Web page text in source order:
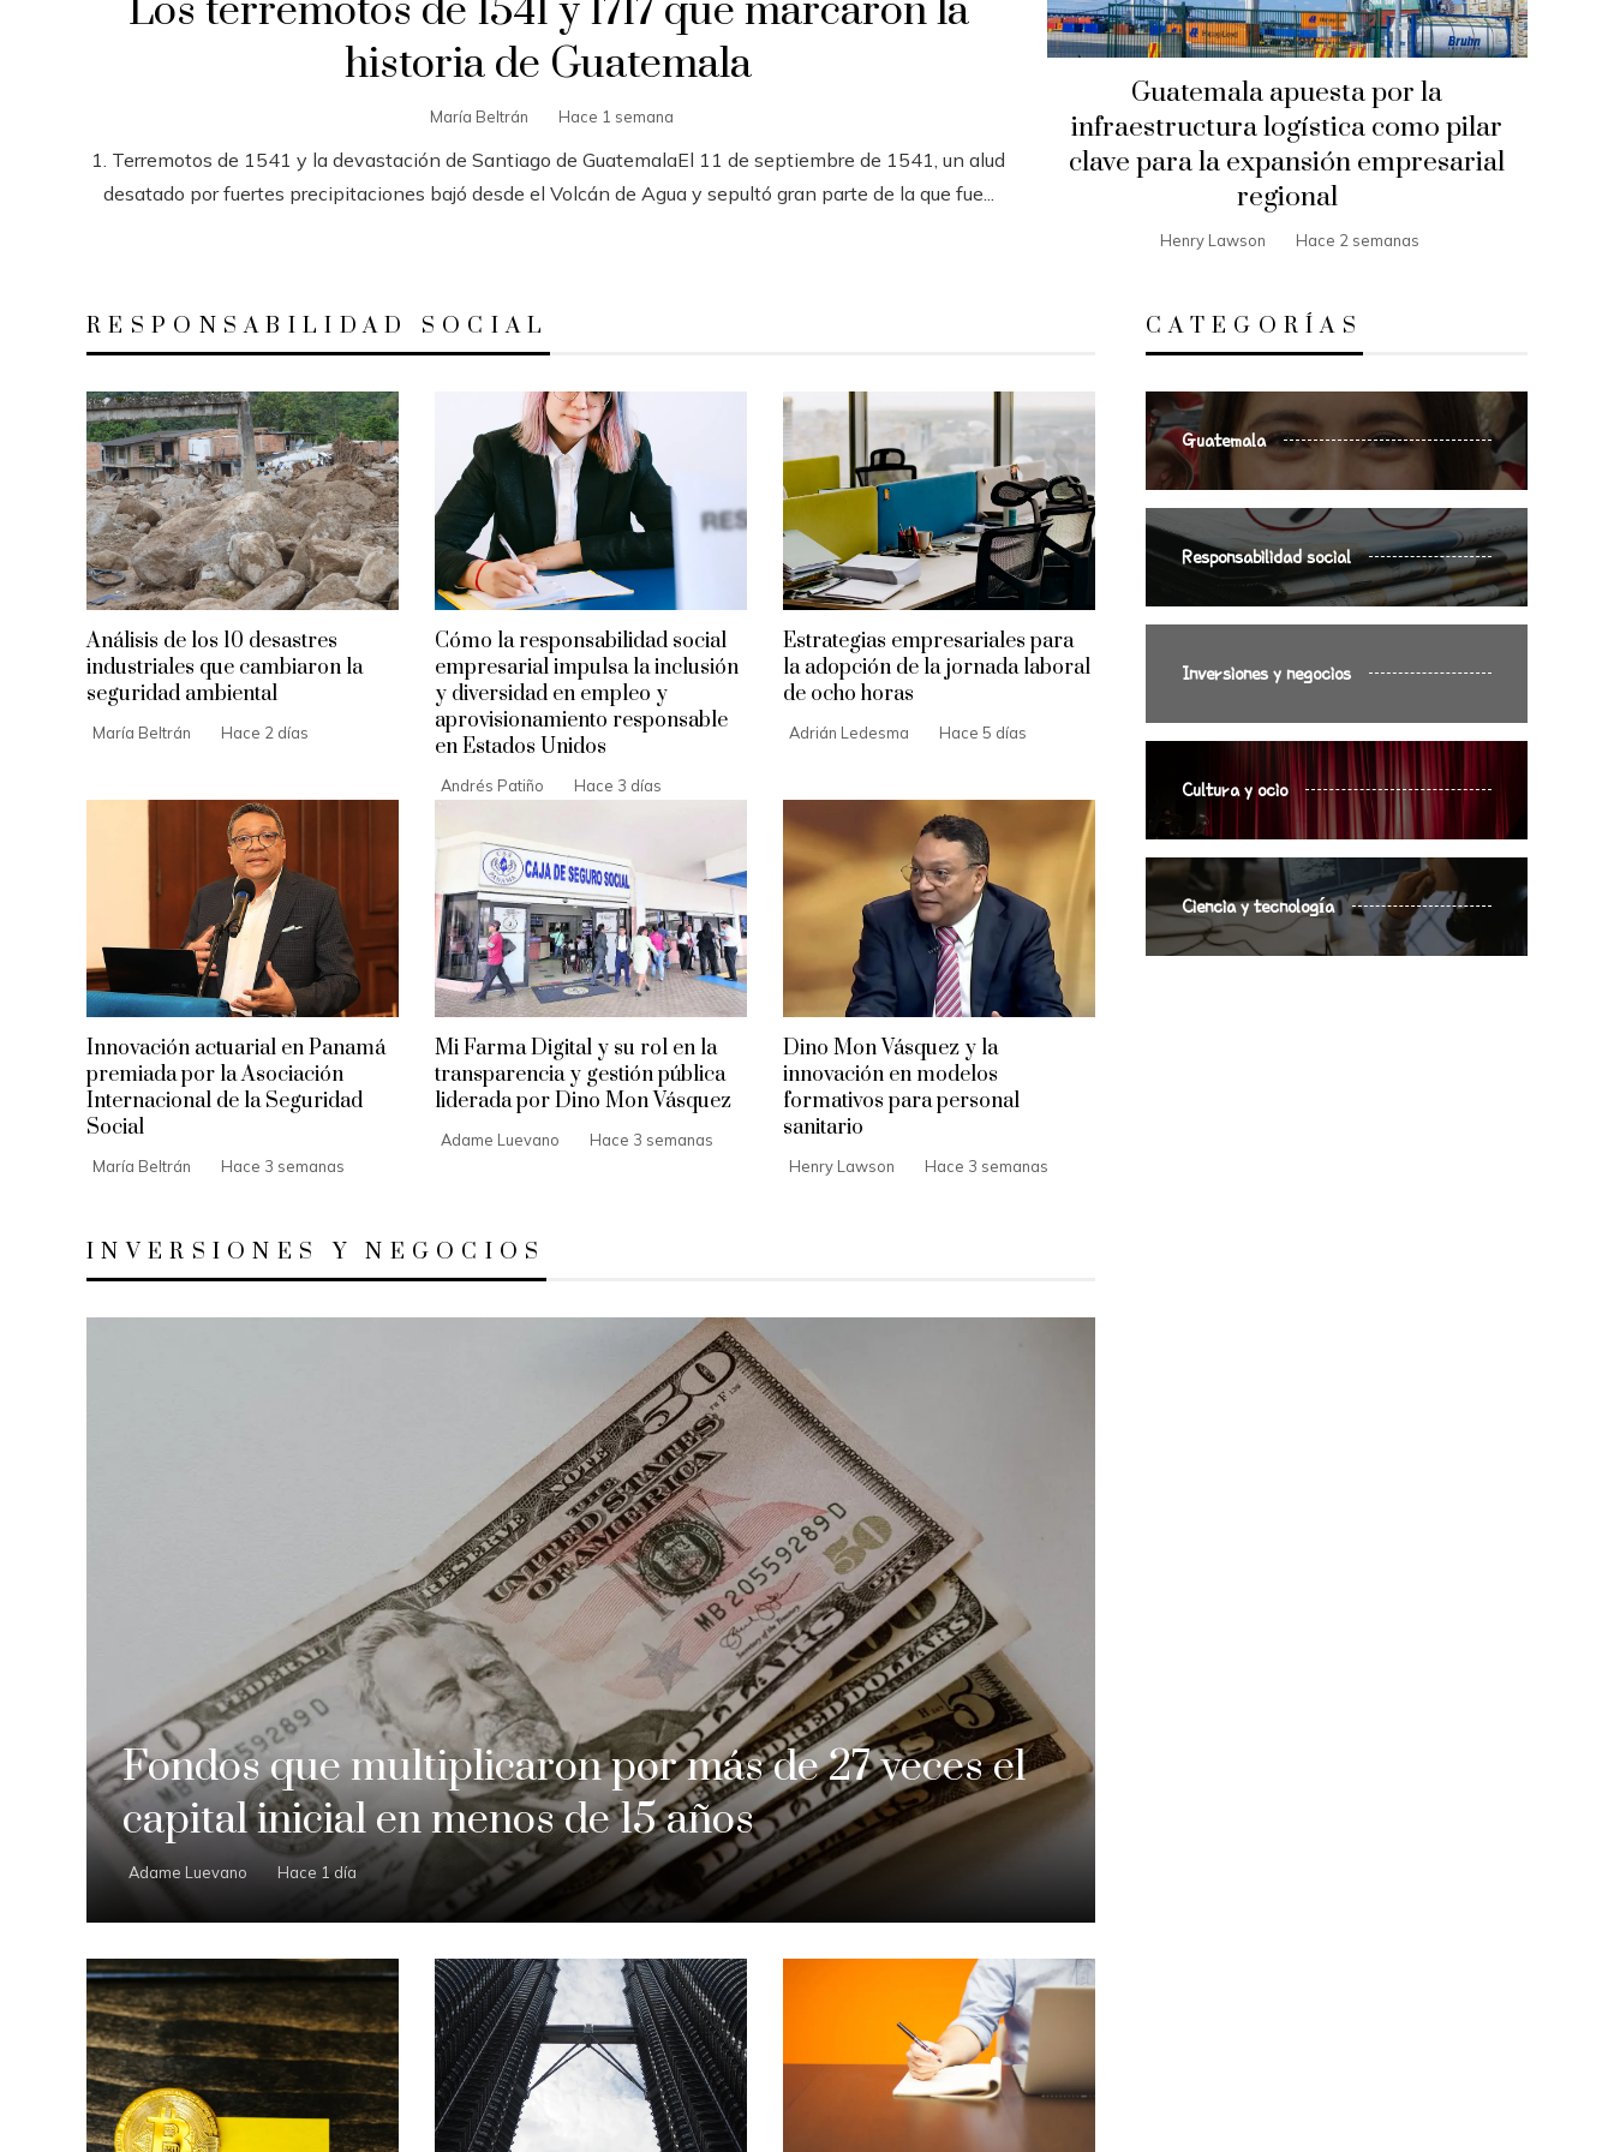
Los terremotos de 1541 y 1717 que marcaron la
historia de Guatemala
María Beltrán Hace 1 semana
1. Terremotos de 1541 y la devastación de Santiago de GuatemalaEl 11 de septiembre de 1541, un alud
desatado por fuertes precipitaciones bajó desde el Volcán de Agua y sepultó gran parte de la que fue...
Guatemala apuesta por la
infraestructura logística como pilar
clave para la expansión empresarial
regional
Henry Lawson Hace 2 semanas
RESPONSABILIDAD SOCIAL
Análisis de los 10 desastres
industriales que cambiaron la
seguridad ambiental
María Beltrán Hace 2 días
Cómo la responsabilidad social
empresarial impulsa la inclusión
y diversidad en empleo y
aprovisionamiento responsable
en Estados Unidos
Andrés Patiño Hace 3 días
Estrategias empresariales para
la adopción de la jornada laboral
de ocho horas
Adrián Ledesma Hace 5 días
Innovación actuarial en Panamá
premiada por la Asociación
Internacional de la Seguridad
Social
María Beltrán Hace 3 semanas
Mi Farma Digital y su rol en la
transparencia y gestión pública
liderada por Dino Mon Vásquez
Adame Luevano Hace 3 semanas
Dino Mon Vásquez y la
innovación en modelos
formativos para personal
sanitario
Henry Lawson Hace 3 semanas
INVERSIONES Y NEGOCIOS
Fondos que multiplicaron por más de 27 veces el
capital inicial en menos de 15 años
Adame Luevano Hace 1 día
CATEGORÍAS
Guatemala
Responsabilidad social
Inversiones y negocios
Cultura y ocio
Ciencia y tecnología